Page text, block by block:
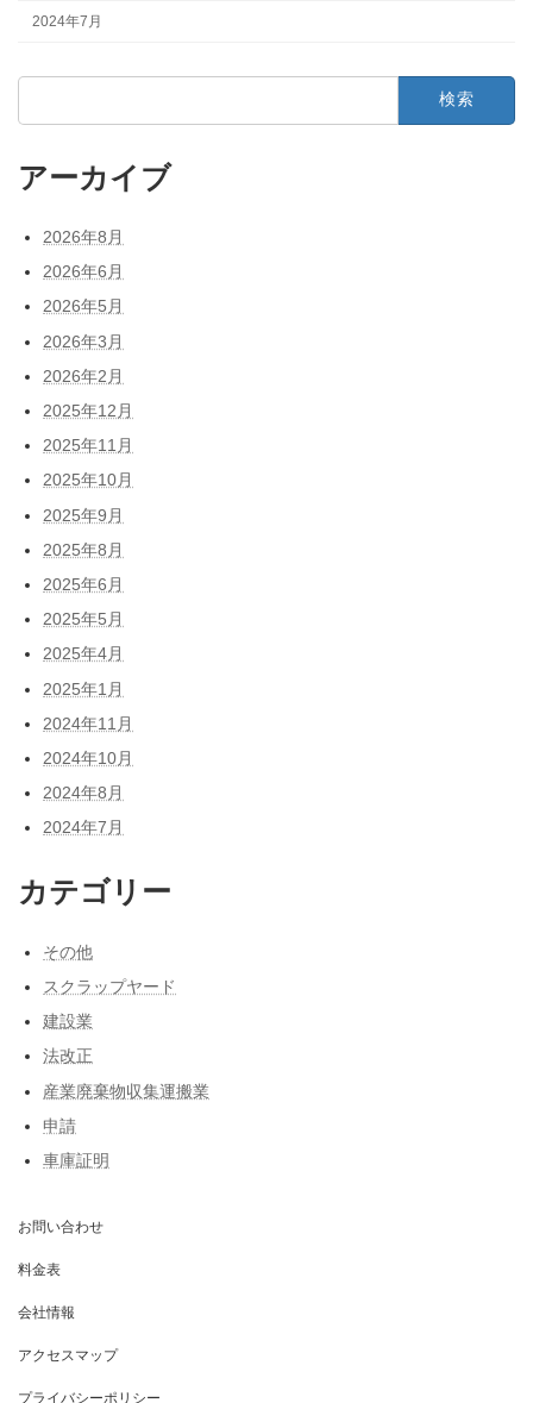
2024年7月
検
アーカイブ
2026年8月
2026年6月
2026年5月
2026年3月
2026年2月
2025年12月
2025年11月
2025年10月
2025年9月
2025年8月
2025年6月
2025年5月
2025年4月
2025年1月
2024年11月
2024年10月
2024年8月
2024年7月
カテゴリー
その他
スクラップヤード
建設業
法改正
産業廃棄物収集運搬業
申請
車庫証明
お問い合わせ
料金表
会社情報
アクセスマップ
プライバシーポリシー